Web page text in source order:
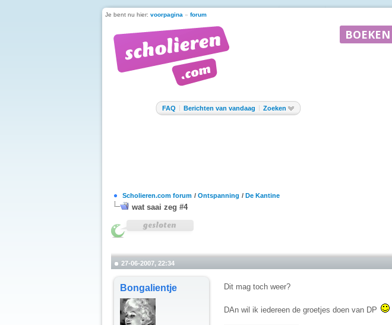
Je bent nu hier: voorpagina » forum
FAQ Berichten van vandaag Zoeken
Scholieren.com forum / Ontspanning / De Kantine
wat saai zeg #4
27-06-2007, 22:34
Bongalientje Dit mag toch weer?
DAn wil ik iedereen de groetjes doen van DP